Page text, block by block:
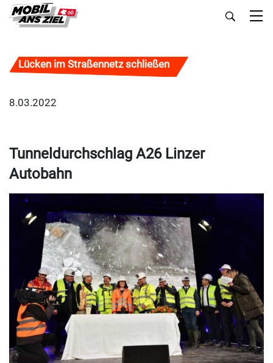
Lücken im Straßennetz schließen
8.03.2022
Tunneldurchschlag A26 Linzer
Autobahn